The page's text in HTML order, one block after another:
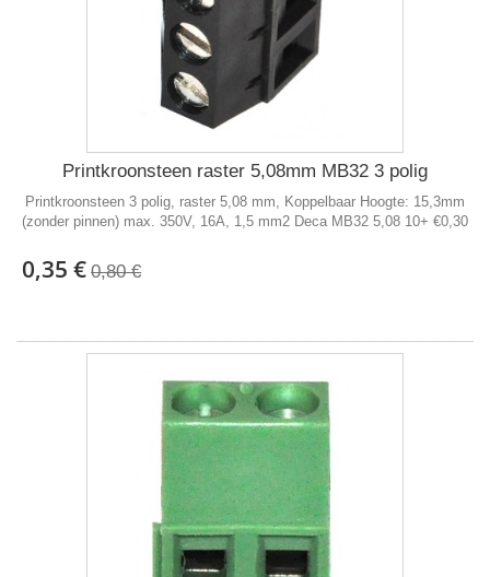
Printkroonsteen raster 5,08mm MB32 3 polig
Printkroonsteen 3 polig, raster 5,08 mm, Koppelbaar Hoogte: 15,3mm
(zonder pinnen) max. 350V, 16A, 1,5 mm2 Deca MB32 5,08 10+ €0,30
0,35 € 0,80 €